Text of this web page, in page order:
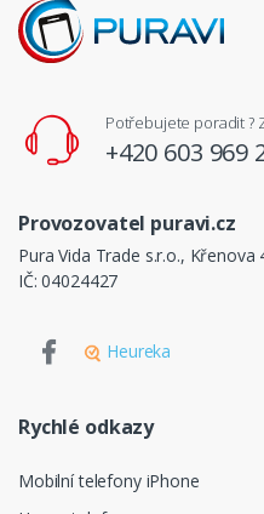
Potřebujete poradit ?
+420 603 969
Provozovatel puravi.cz
Pura Vida Trade s.r.o.,
IČ: 04024427
Heureka
Rychlé odkazy
Mobilní telefony iPhone